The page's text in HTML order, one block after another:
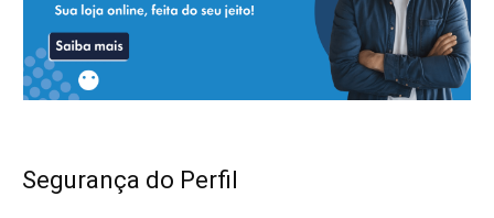
Segurança do Perfil